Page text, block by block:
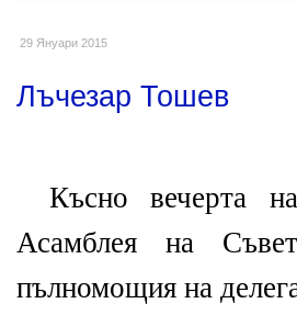
29 Януари 2015
Лъчезар Тошев
Късно вечерта
Асамблея на
пълномощия на